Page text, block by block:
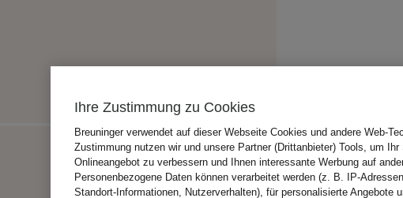
Ihre Zustimmung zu Cookies
Breuninger verwendet auf dieser Webseite Cookies und andere Web-
Zustimmung nutzen wir und unsere Partner (Drittanbieter) Tools, um
Onlineangebot zu verbessern und Ihnen interessante Werbung auf
Personenbezogene Daten können verarbeitet werden (z. B. IP-
Standort-Informationen, Nutzerverhalten), für personalisierte Angebote